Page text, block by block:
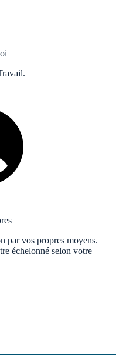
par vos propres moyens.
échelonné selon votre